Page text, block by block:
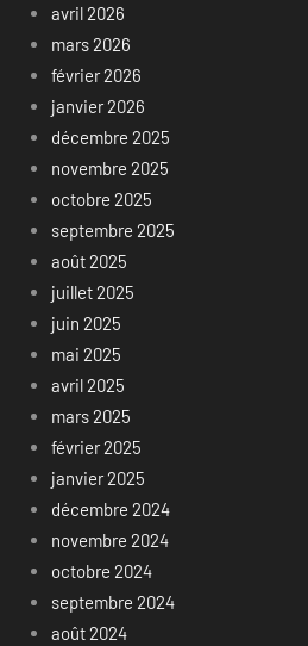
avril 2026
mars 2026
février 2026
janvier 2026
décembre 2025
novembre 2025
octobre 2025
septembre 2025
août 2025
juillet 2025
juin 2025
mai 2025
avril 2025
mars 2025
février 2025
janvier 2025
décembre 2024
novembre 2024
octobre 2024
septembre 2024
août 2024